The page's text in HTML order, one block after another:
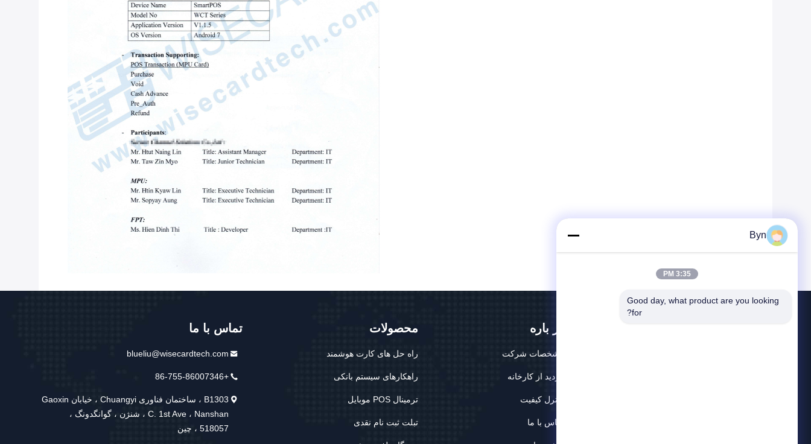
در باره
مشخصات شرکت
بازدید از کارخانه
کنترل کیفیت
تماس با ما
محصولات
راه حل های کارت هوشمند
راهکارهای سیستم بانکی
ترمینال POS موبایل
تبلت ثبت نام نقدی
تماس با ما
blueliu@wisecardtech.com
+86-755-86007346
B1303 ، ساختمان فناوری Chuangyi ، خیابان Gaoxin
C. 1st Ave ، Nanshan ، شنژن ، گوانگدونگ ،
518057 ، چین
Byn
3:35 PM
Good day, what product are you looking
for?